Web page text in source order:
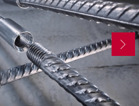
von Stahlbetonbauwerken in der